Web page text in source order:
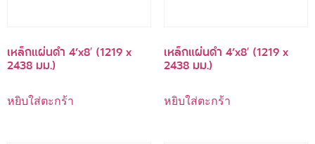
เหล็กแผ่นดำ 4’x8′ (1219 x
2438 มม.)
หยิบใส่ตะกร้า
เหล็กแผ่นดำ 4’x8′ (1219 x
2438 มม.)
หยิบใส่ตะกร้า